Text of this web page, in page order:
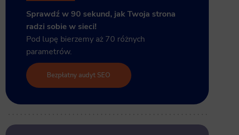
Sprawdź w 90 sekund, jak Twoja strona
radzi sobie w sieci!
Pod lupę bierzemy aż 70 różnych
parametrów.
Bezpłatny audyt SEO